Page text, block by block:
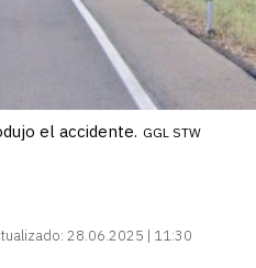
el accidente. GGL STW
28.06.2025 | 11:30